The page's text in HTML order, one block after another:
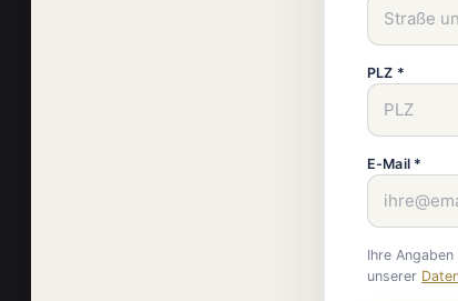
PLZ *
E-Mail *
Ihre
unserer